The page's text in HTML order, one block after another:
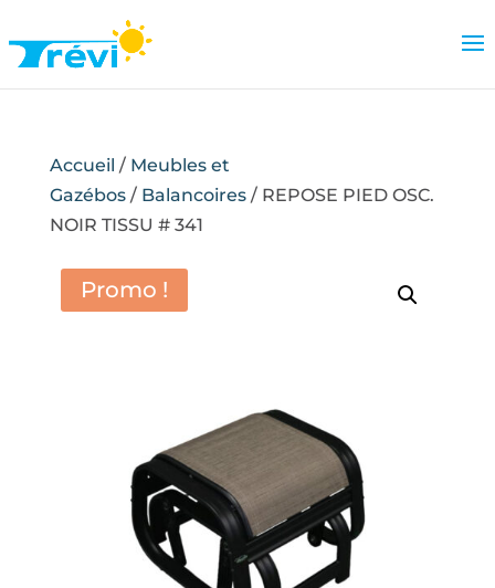
Accueil / Meubles et
Gazébos/ Balancoires/ REPOSE PIED OSC.
NOIR TISSU # 341
Promo !